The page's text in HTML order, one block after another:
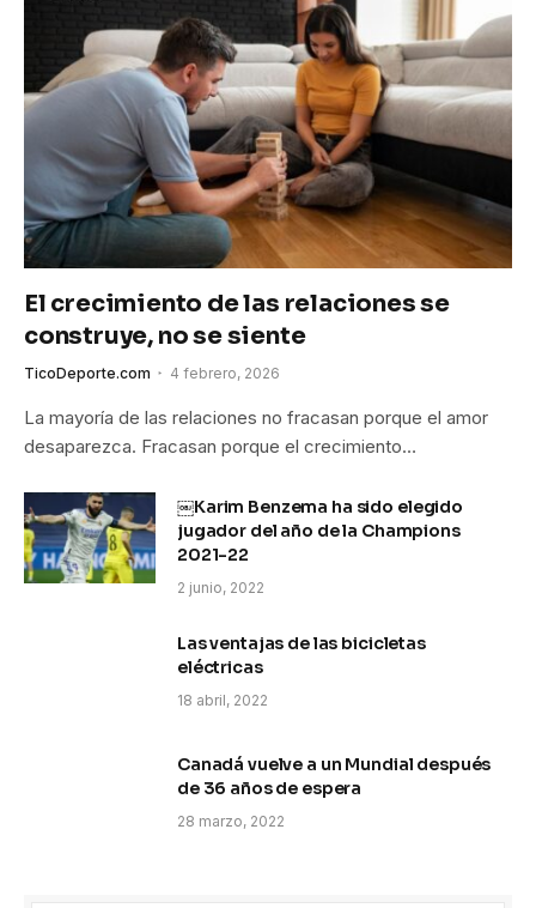
El crecimiento de las relaciones se
construye, no se siente
TicoDeporte.com 4 febrero, 2026
La mayoría de las relaciones no fracasan porque el amor
desaparezca. Fracasan porque el crecimiento…
￼Karim Benzema ha sido elegido
jugador del año de la Champions
2021-22
2 junio, 2022
Las ventajas de las bicicletas
eléctricas
18 abril, 2022
Canadá vuelve a un Mundial después
de 36 años de espera
28 marzo, 2022